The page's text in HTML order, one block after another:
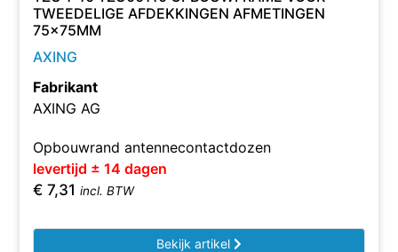
TWEEDELIGE AFDEKKINGEN AFMETINGEN
75×75MM
AXING
Fabrikant
AXING AG
Opbouwrand antennecontactdozen
levertijd ± 14 dagen
€ 7,31 incl. BTW
Bekijk artikel